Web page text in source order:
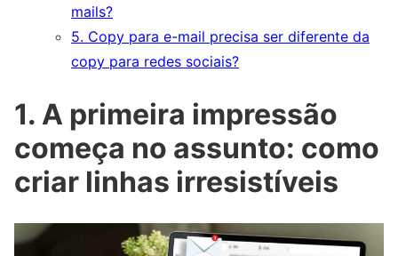
mails?
5. Copy para e-mail precisa ser diferente da
copy para redes sociais?
1. A primeira impressão
começa no assunto: como
criar linhas irresistíveis